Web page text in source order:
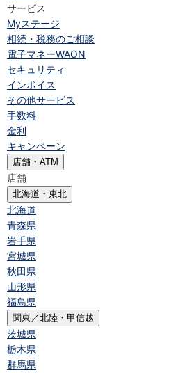
サービス
Myステージ
相続・税務のご相談
電子マネーWAON
セキュリティ
インボイス
その他サービス
手数料
金利
キャンペーン
店舗・ATM
店舗
北海道・東北
北海道
青森県
岩手県
宮城県
秋田県
山形県
福島県
関東／北陸・甲信越
茨城県
栃木県
群馬県